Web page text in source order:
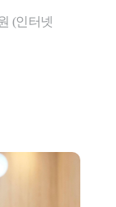
(인터넷